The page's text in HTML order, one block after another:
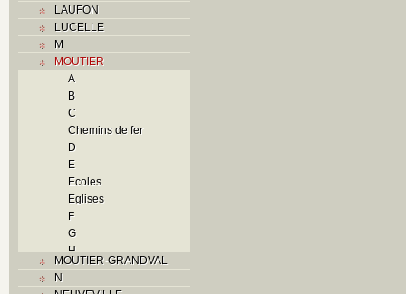
LAUFON
LUCELLE
M
MOUTIER
A
B
C
Chemins de fer
D
E
Ecoles
Eglises
F
G
H
Histoire
MOUTIER-GRANDVAL
N